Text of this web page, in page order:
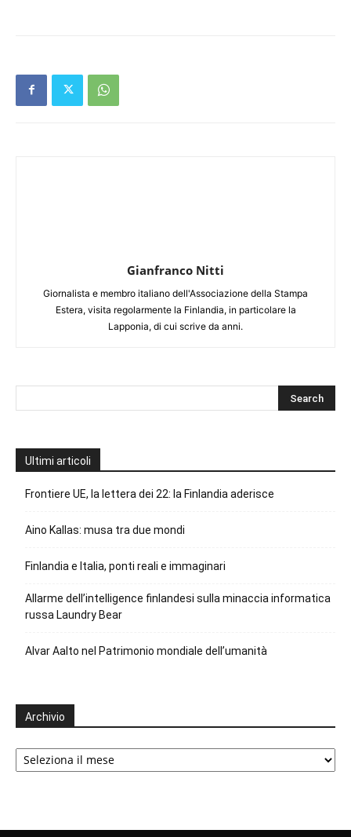
Gianfranco Nitti
Giornalista e membro italiano dell'Associazione della Stampa
Estera, visita regolarmente la Finlandia, in particolare la
Lapponia, di cui scrive da anni.
Ultimi articoli
Frontiere UE, la lettera dei 22: la Finlandia aderisce
Aino Kallas: musa tra due mondi
Finlandia e Italia, ponti reali e immaginari
Allarme dell’intelligence finlandesi sulla minaccia informatica
russa Laundry Bear
Alvar Aalto nel Patrimonio mondiale dell’umanità
Archivio
Archivio